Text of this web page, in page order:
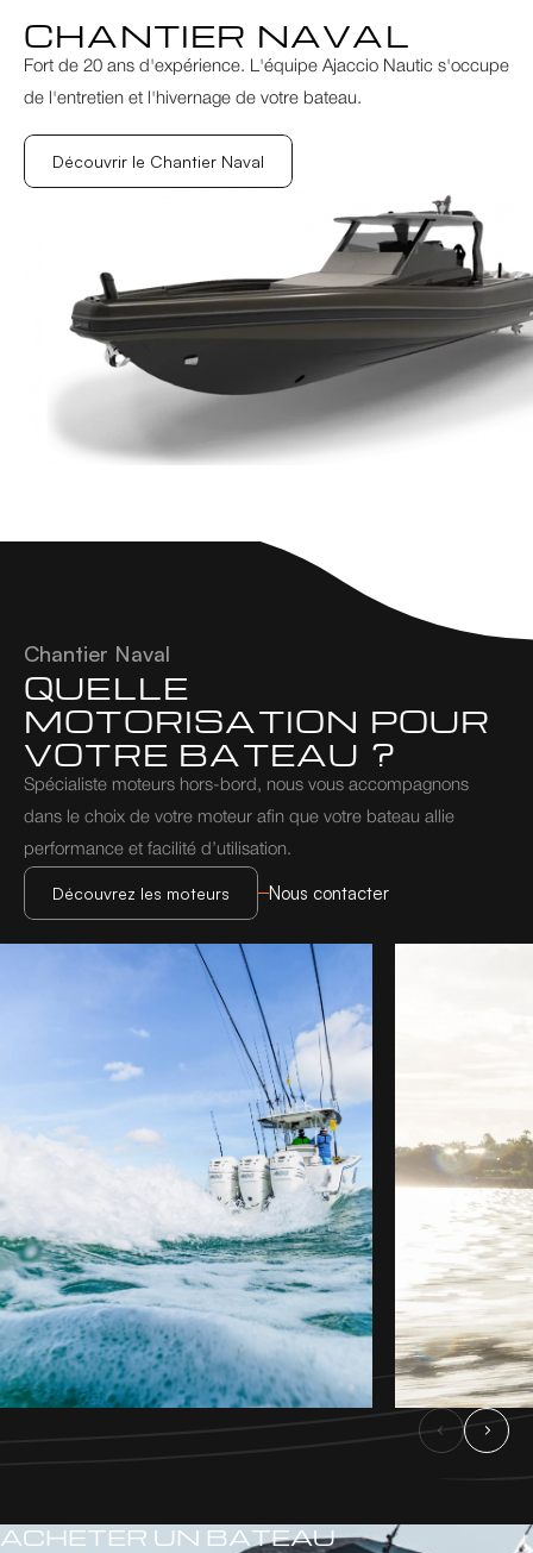
CHANTIER NAVAL
Fort de 20 ans d'expérience. L'équipe Ajaccio Nautic s'occupe
de l'entretien et l'hivernage de votre bateau.
Découvrir le Chantier Naval
Chantier Naval
QUELLE
MOTORISATION POUR
VOTRE BATEAU ?
Spécialiste moteurs hors-bord, nous vous accompagnons
dans le choix de votre moteur afin que votre bateau allie
performance et facilité d’utilisation.
Découvrez les moteurs
Découvrez les moteurs
Nous contacter
ACHETER UN BATEAU